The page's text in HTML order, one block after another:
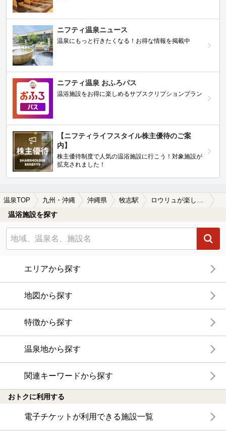
ニフティ温泉ニュース
温泉にもっと行きたくなる！お得な情報を掲載中
ニフティ温泉 おふろパス
温浴施設をお得に楽しめるサブスクリプションプラン
【ニフティライフスタイル株主優待のご案
内】
株主優待制度で人気の温浴施設に行こう！対象施設が
拡充されました！
温泉TOP 九州・沖縄 沖縄県 牧志駅
温浴施設を探す
エリアから探す
地図から探す
特徴から探す
温泉地から探す
関連キーワードから探す
おトクに利用する
電子チケットが利用できる施設一覧